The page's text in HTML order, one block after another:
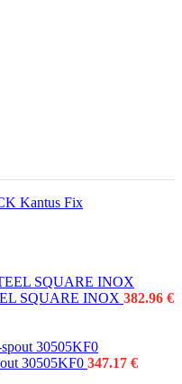
SQUARE INOX 382.96 €
30505KF0 347.17 €